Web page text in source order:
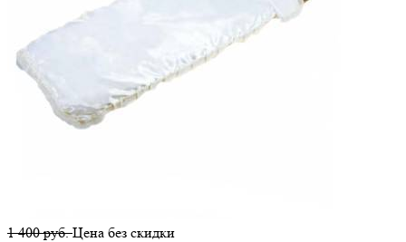
1 400 руб.Цена без скидки